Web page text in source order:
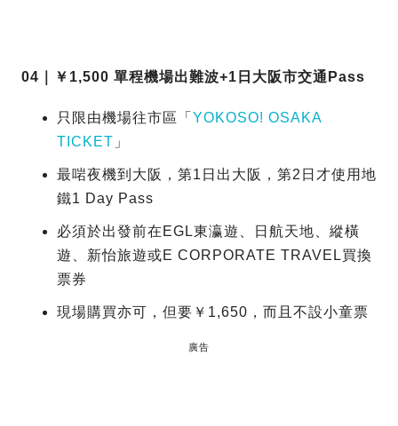
04｜￥1,500 單程機場出難波+1日大阪市交通Pass
只限由機場往市區「 YOKOSO! OSAKA
TICKET 」
最啱夜機到大阪，第1日出大阪，第2日才使用地
鐵1 Day Pass
必須於出發前在EGL東瀛遊、日航天地、縱橫
遊、新怡旅遊或E CORPORATE TRAVEL買換
票券
現場購買亦可，但要￥1,650，而且不設小童票
廣告